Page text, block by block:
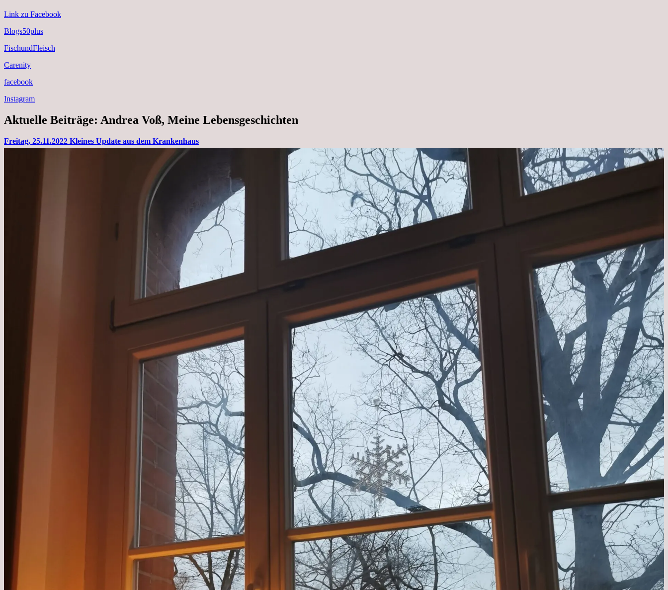
Link zu Facebook
Blogs50plus
FischundFleisch
Carenity
facebook
Instagram
Aktuelle Beiträge: Andrea Voß, Meine Lebensgeschichten
Freitag, 25.11.2022 Kleines Update aus dem Krankenhaus